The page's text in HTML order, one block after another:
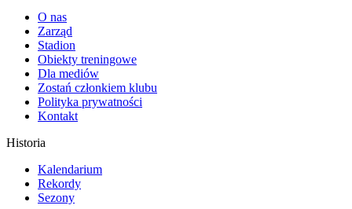
O nas
Zarząd
Stadion
Obiekty treningowe
Dla mediów
Zostań członkiem klubu
Polityka prywatności
Kontakt
Historia
Kalendarium
Rekordy
Sezony